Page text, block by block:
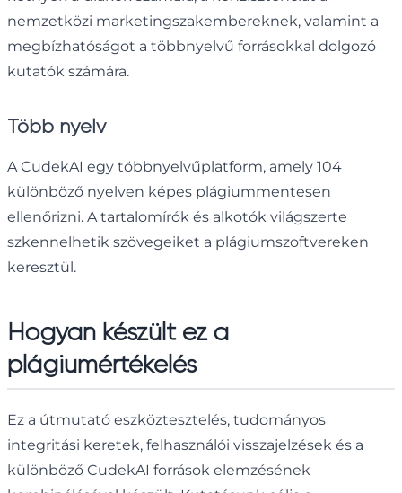
nemzetközi marketingszakembereknek, valamint a
megbízhatóságot a többnyelvű forrásokkal dolgozó
kutatók számára.
Több nyelv
A CudekAI egy többnyelvűplatform, amely 104
különböző nyelven képes plágiummentesen
ellenőrizni. A tartalomírók és alkotók világszerte
szkennelhetik szövegeiket a plágiumszoftvereken
keresztül.
Hogyan készült ez a
plágiumértékelés
Ez a útmutató eszköztesztelés, tudományos
integritási keretek, felhasználói visszajelzések és a
különböző CudekAI források elemzésének